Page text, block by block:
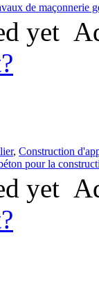
de maçonnerie
yet
, Construction
pour la
yet